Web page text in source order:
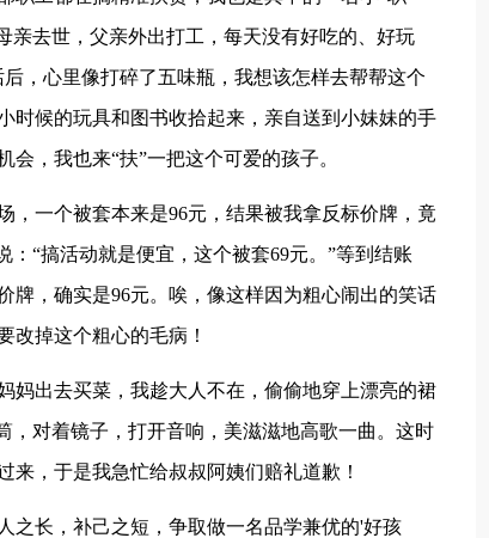
亲去世，父亲外出打工，每天没有好吃的、好玩
，心里像打碎了五味瓶，我想该怎样去帮帮这个
时候的玩具和图书收拾起来，亲自送到小妹妹的手
，我也来“扶”一把这个可爱的孩子。
，一个被套本来是96元，结果被我拿反标价牌，竟
“搞活动就是便宜，这个被套69元。”等到结账
牌，确实是96元。唉，像这样因为粗心闹出的笑话
改掉这个粗心的毛病！
妈出去买菜，我趁大人不在，偷偷地穿上漂亮的裙
，对着镜子，打开音响，美滋滋地高歌一曲。这时
来，于是我急忙给叔叔阿姨们赔礼道歉！
之长，补己之短，争取做一名品学兼优的'好孩